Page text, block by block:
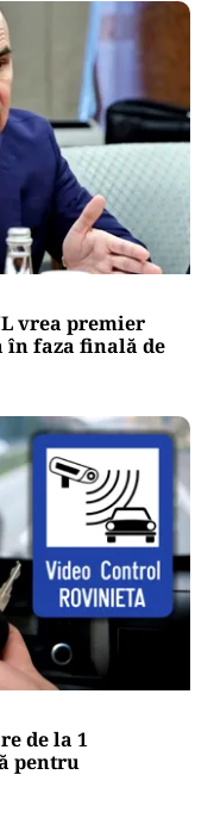
penal pentru
false
vrea premier
în faza finală de